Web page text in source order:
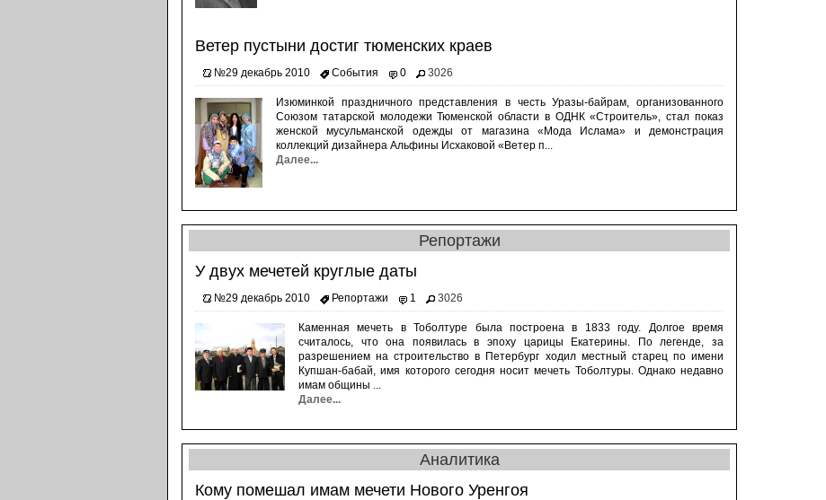
Ветер пустыни достиг тюменских краев
№29 декабрь 2010 События 0 3026
Изюминкой праздничного представления в честь Уразы-байрам, организованного
Союзом татарской молодежи Тюменской области в ОДНК «Строитель», стал показ
женской мусульманской одежды от магазина «Мода Ислама» и демонстрация
коллекций дизайнера Альфины Исхаковой «Ветер п...
Далее...
Репортажи
У двух мечетей круглые даты
№29 декабрь 2010 Репортажи 1 3026
Каменная мечеть в Тоболтуре была построена в 1833 году. Долгое время
считалось, что она появилась в эпоху царицы Екатерины. По легенде, за
разрешением на строительство в Петербург ходил местный старец по имени
Купшан-бабай, имя которого сегодня носит мечеть Тоболтуры. Однако недавно
имам общины ...
Далее...
Аналитика
Кому помешал имам мечети Нового Уренгоя